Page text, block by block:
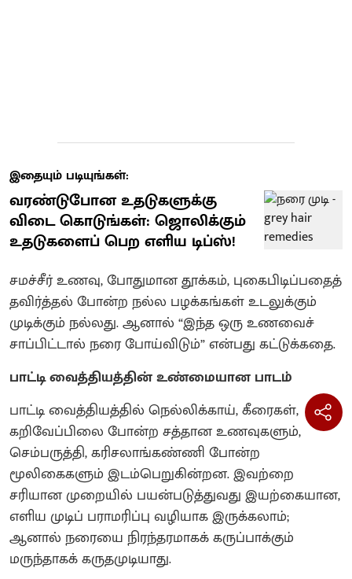
இதையும் படியுங்கள்:
வரண்டுபோன உதடுகளுக்கு
விடை கொடுங்கள்: ஜொலிக்கும்
உதடுகளைப் பெற எளிய டிப்ஸ்!
சமச்சீர் உணவு, போதுமான தூக்கம், புகைபிடிப்பதைத்
தவிர்த்தல் போன்ற நல்ல பழக்கங்கள் உடலுக்கும்
முடிக்கும் நல்லது. ஆனால் “இந்த ஒரு உணவைச்
சாப்பிட்டால் நரை போய்விடும்” என்பது கட்டுக்கதை.
பாட்டி வைத்தியத்தின் உண்மையான பாடம்
பாட்டி வைத்தியத்தில் நெல்லிக்காய், கீரைகள்,
கறிவேப்பிலை போன்ற சத்தான உணவுகளும்,
செம்பருத்தி, கரிசலாங்கண்ணி போன்ற
மூலிகைகளும் இடம்பெறுகின்றன. இவற்றை
சரியான முறையில் பயன்படுத்துவது இயற்கையான,
எளிய முடிப் பராமரிப்பு வழியாக இருக்கலாம்;
ஆனால் நரையை நிரந்தரமாகக் கருப்பாக்கும்
மருந்தாகக் கருதமுடியாது.